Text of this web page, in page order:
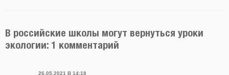
В российские школы могут вернуться уроки
экологии: 1 комментарий
26.05.2021 В 14:18